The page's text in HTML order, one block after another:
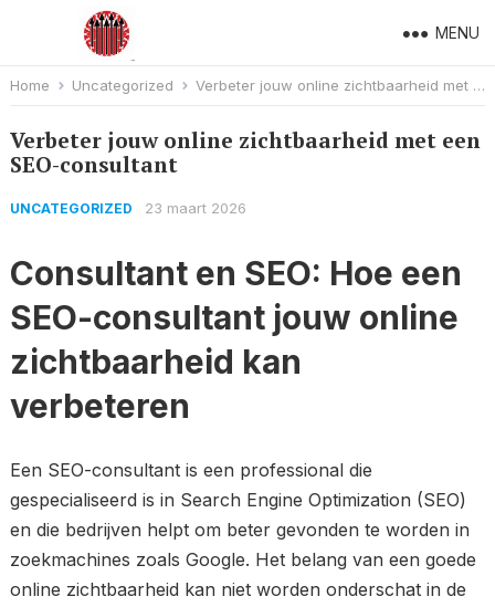
MENU
Home Uncategorized Verbeter jouw online zichtbaarheid met een SEO-consultant
Verbeter jouw online zichtbaarheid met een
SEO-consultant
UNCATEGORIZED 23 maart 2026
Consultant en SEO: Hoe een
SEO-consultant jouw online
zichtbaarheid kan
verbeteren
Een SEO-consultant is een professional die
gespecialiseerd is in Search Engine Optimization (SEO)
en die bedrijven helpt om beter gevonden te worden in
zoekmachines zoals Google. Het belang van een goede
online zichtbaarheid kan niet worden onderschat in de